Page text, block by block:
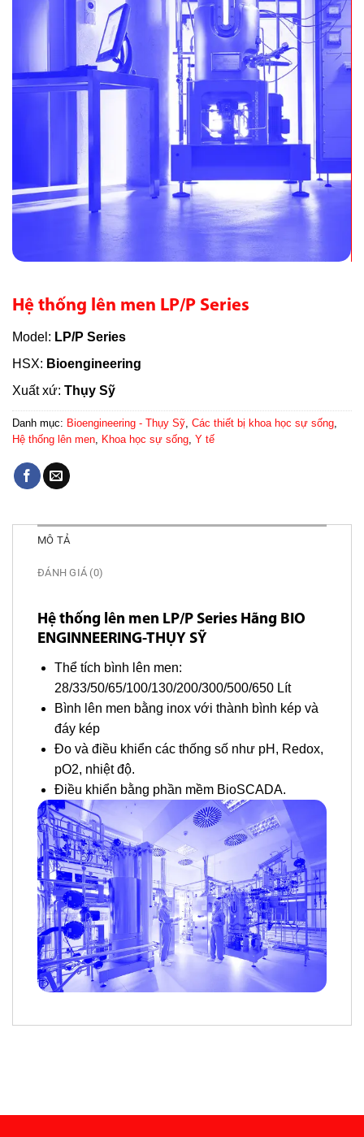
Hệ thống lên men LP/P Series
Model: LP/P Series
HSX: Bioengineering
Xuất xứ: Thụy Sỹ
Danh mục: Bioengineering - Thụy Sỹ, Các thiết bị khoa học sự sống,
Hệ thống lên men, Khoa học sự sống, Y tế
MÔ TẢ
ĐÁNH GIÁ (0)
Hệ thống lên men LP/P Series Hãng BIO
ENGINNEERING-THỤY SỸ
Thể tích bình lên men:
28/33/50/65/100/130/200/300/500/650 Lít
Bình lên men bằng inox với thành bình kép và
đáy kép
Đo và điều khiển các thống số như pH, Redox,
pO2, nhiệt độ.
Điều khiển bằng phần mềm BioSCADA.